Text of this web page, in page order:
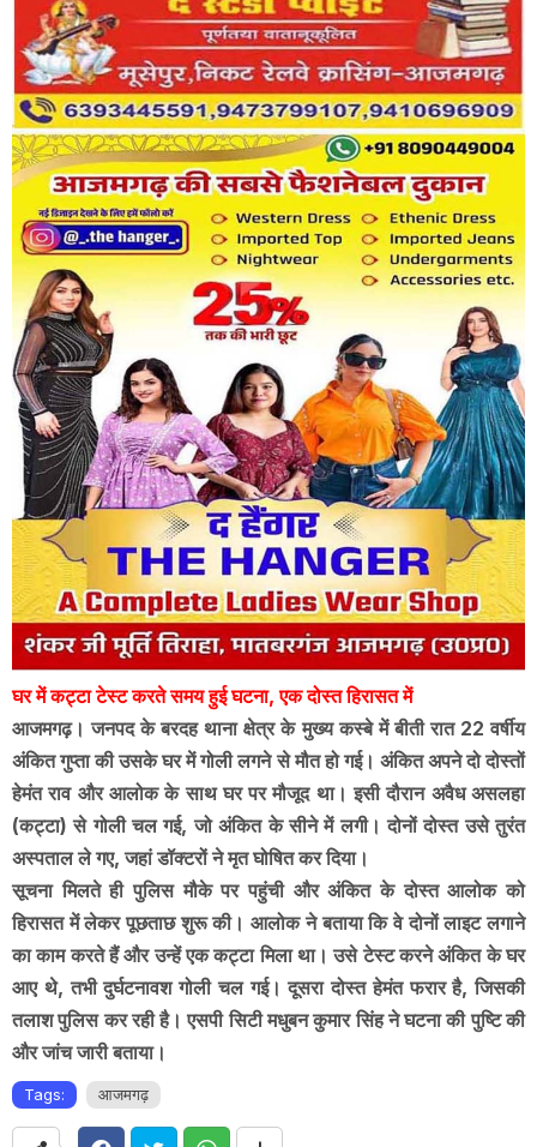
घर में कट्टा टेस्ट करते समय हुई घटना, एक दोस्त हिरासत में
आजमगढ़। जनपद के बरदह थाना क्षेत्र के मुख्य कस्बे में बीती रात 22 वर्षीय
अंकित गुप्ता की उसके घर में गोली लगने से मौत हो गई। अंकित अपने दो दोस्तों
हेमंत राव और आलोक के साथ घर पर मौजूद था। इसी दौरान अवैध असलहा
(कट्टा) से गोली चल गई, जो अंकित के सीने में लगी। दोनों दोस्त उसे तुरंत
अस्पताल ले गए, जहां डॉक्टरों ने मृत घोषित कर दिया।
सूचना मिलते ही पुलिस मौके पर पहुंची और अंकित के दोस्त आलोक को
हिरासत में लेकर पूछताछ शुरू की। आलोक ने बताया कि वे दोनों लाइट लगाने
का काम करते हैं और उन्हें एक कट्टा मिला था। उसे टेस्ट करने अंकित के घर
आए थे, तभी दुर्घटनावश गोली चल गई। दूसरा दोस्त हेमंत फरार है, जिसकी
तलाश पुलिस कर रही है। एसपी सिटी मधुबन कुमार सिंह ने घटना की पुष्टि की
और जांच जारी बताया।
Tags: आजमगढ़